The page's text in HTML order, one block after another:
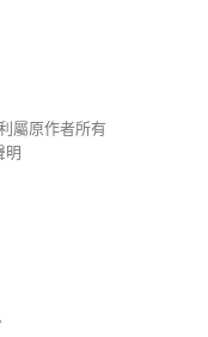
屬原作者所有
明